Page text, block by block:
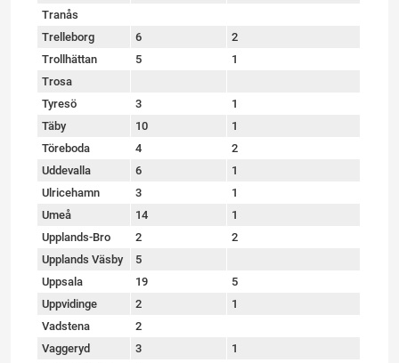
Tranås
Trelleborg
6
2
Trollhättan
5
1
Trosa
Tyresö
3
1
Täby
10
1
Töreboda
4
2
Uddevalla
6
1
Ulricehamn
3
1
Umeå
14
1
Upplands-Bro
2
2
Upplands Väsby
5
Uppsala
19
5
Uppvidinge
2
1
Vadstena
2
Vaggeryd
3
1